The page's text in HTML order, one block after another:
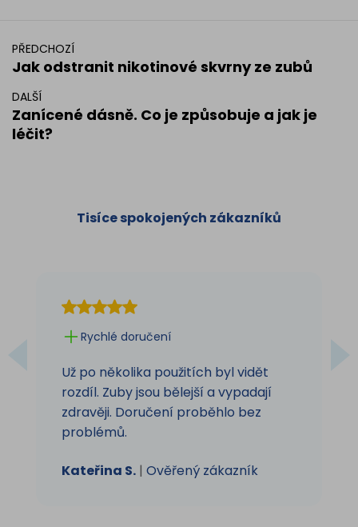
PŘEDCHOZÍ
Jak odstranit nikotinové skvrny ze zubů
DALŠÍ
Zanícené dásně. Co je způsobuje a jak je
léčit?
Tisíce spokojených zákazníků
Rychlé doručení
Už po několika použitích byl vidět
rozdíl. Zuby jsou bělejší a vypadají
zdravěji. Doručení proběhlo bez
problémů.
Kateřina S. | Ověřený zákazník